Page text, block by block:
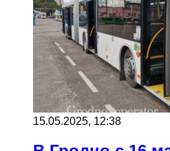
15.05.2025, 12:38